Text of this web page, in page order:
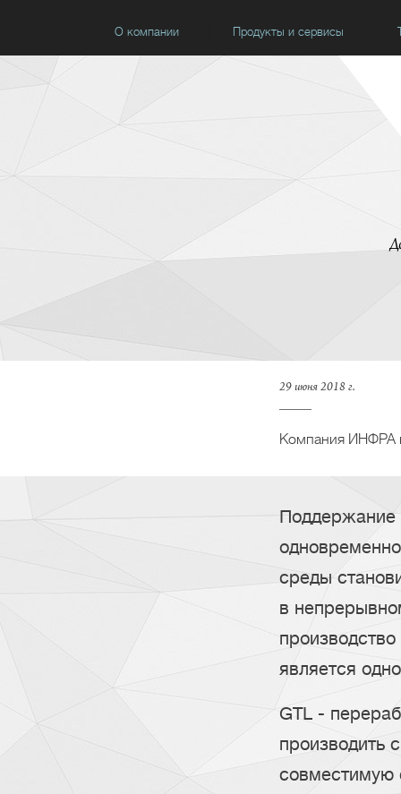
О компании Продукты и сервисы
29 июня 2018 г.
Компания ИНФРА
Поддержание
среды
в
производство
является
GTL -
производить
совместимую